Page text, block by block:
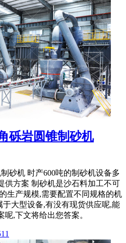
砾岩圆锥制砂机
砂机 时产600吨的制砂机设备多
供方案 制砂机是沙石料加工不可
生产规模,需要配置不同规格的机
于大型设备,有没有现货供应呢,能
,下文将给出您答案。